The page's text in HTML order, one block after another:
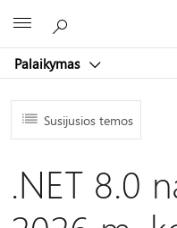
Palaikymas
Susijusios temos
.NET 8.0